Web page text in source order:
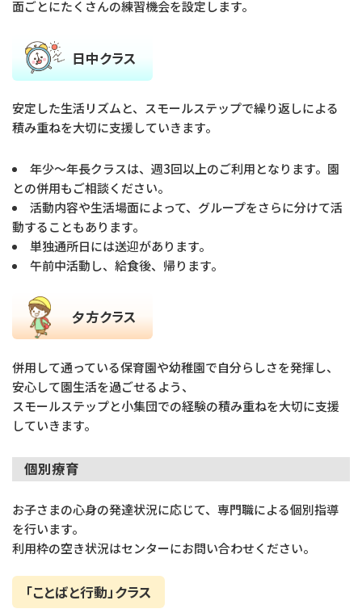
面ごとにたくさんの練習機会を設定します。
日中クラス
安定した生活リズムと、スモールステップで繰り返しによる
積み重ねを大切に支援していきます。
年少〜年長クラスは、週3回以上のご利用となります。園
との併用もご相談ください。
活動内容や生活場面によって、グループをさらに分けて活
動することもあります。
単独通所日には送迎があります。
午前中活動し、給食後、帰ります。
夕方クラス
併用して通っている保育園や幼稚園で自分らしさを発揮し、
安心して園生活を過ごせるよう、
スモールステップと小集団での経験の積み重ねを大切に支援
していきます。
個別療育
お子さまの心身の発達状況に応じて、専門職による個別指導
を行います。
利用枠の空き状況はセンターにお問い合わせください。
「ことばと行動」クラス